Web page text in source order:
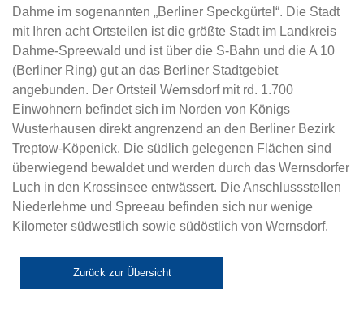
Dahme im sogenannten „Berliner Speckgürtel“. Die Stadt
mit Ihren acht Ortsteilen ist die größte Stadt im Landkreis
Dahme-Spreewald und ist über die S-Bahn und die A 10
(Berliner Ring) gut an das Berliner Stadtgebiet
angebunden. Der Ortsteil Wernsdorf mit rd. 1.700
Einwohnern befindet sich im Norden von Königs
Wusterhausen direkt angrenzend an den Berliner Bezirk
Treptow-Köpenick. Die südlich gelegenen Flächen sind
überwiegend bewaldet und werden durch das Wernsdorfer
Luch in den Krossinsee entwässert. Die Anschlussstellen
Niederlehme und Spreeau befinden sich nur wenige
Kilometer südwestlich sowie südöstlich von Wernsdorf.
Zurück zur Übersicht